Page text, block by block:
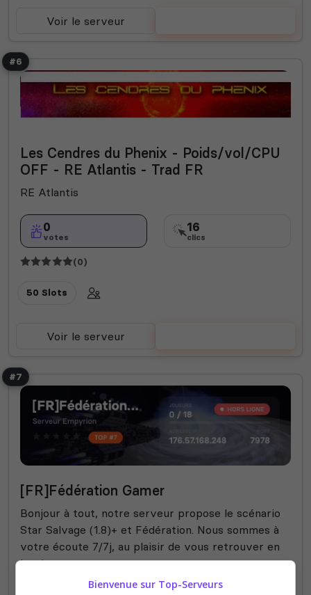
Voir le serveur
#6
Les Cendres du Phenix - Poids/vol/CPU
OFF - RE Atlantis - Trad FR
RE Atlantis
0
votes
16
clics
(0)
50 Slots
Voir le serveur
#7
[FR]Fédération Gamer
Bonjour à tout, notre serveur propose le scénario
Star Salvage (1.8)+ et Fédération. Nous sommes à
votre écoute 7/7j, au plaisir de vous retrouver en
jeu ;)
Bienvenue sur Top-Serveurs